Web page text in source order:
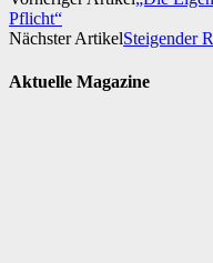
Pflicht“
Nächster ArtikelSteigender
Aktuelle Magazine